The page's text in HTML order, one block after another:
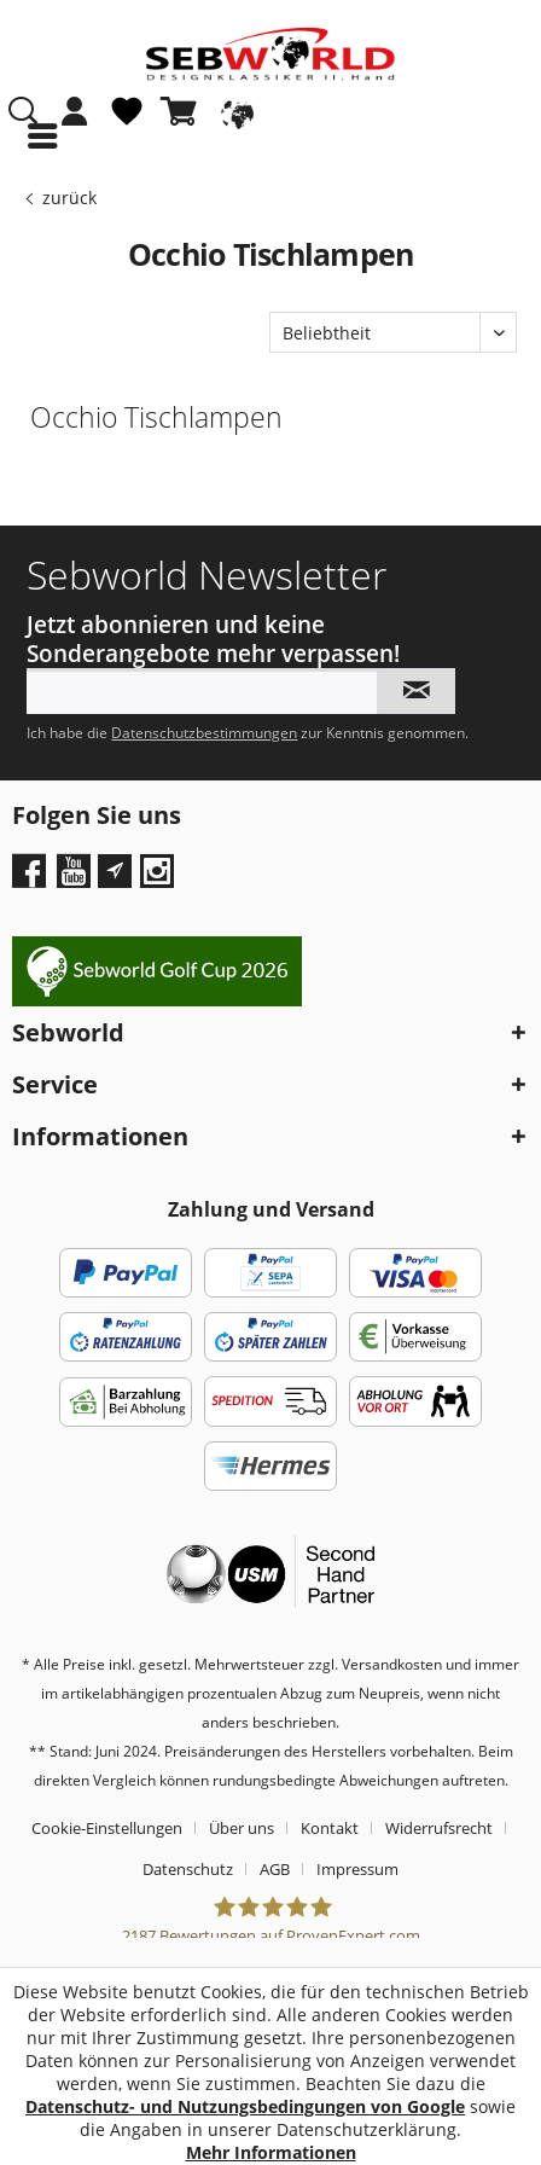
zurück
Occhio Tischlampen
Occhio Tischlampen
Sebworld Newsletter
Jetzt abonnieren und keine
Sonderangebote mehr verpassen!
Ich habe die Datenschutzbestimmungenzur Kenntnis genommen.
Folgen Sie uns
Sebworld
Service
Informationen
Zahlung und Versand
* Alle Preise inkl. gesetzl. Mehrwertsteuer zzgl.Versandkosten und immer
im artikelabhängigen prozentualen Abzug zum Neupreis, wenn nicht
anders beschrieben.
** Stand: Juni 2024. Preisänderungen des Herstellers vorbehalten. Beim
direkten Vergleich können rundungsbedingte Abweichungen auftreten.
Cookie-Einstellungen Über uns Kontakt
Widerrufsrecht
Datenschutz
AGB Impressum
Sebworld
2187Bewertungen auf ProvenExpert.com
Diese Website benutzt Cookies, die für den technischen Betrieb
der Website erforderlich sind. Alle anderen Cookies werden
nur mit Ihrer Zustimmung gesetzt. Ihre personenbezogenen
Daten können zur Personalisierung von Anzeigen verwendet
werden, wenn Sie zustimmen. Beachten Sie dazu die
Datenschutz- und Nutzungsbedingungen von Google sowie
die Angaben in unserer Datenschutzerklärung.
Mehr Informationen